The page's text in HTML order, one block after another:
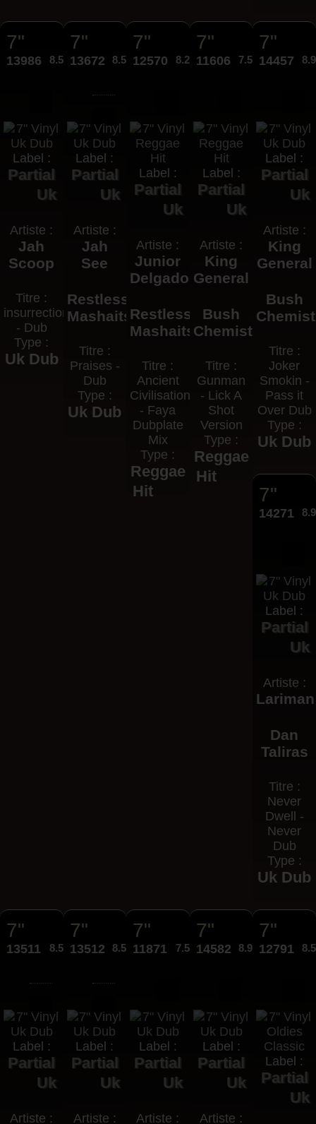
7"
13986 8.50€
Label :
Partial
Uk
Artiste :
Jah
Scoop
Titre :
insurrection
- Dub
Type :
Uk Dub
7"
13672 8.50€
Label :
Partial
Uk
Artiste :
Jah
See
Restless
Mashaits
Titre :
Praises -
Dub
Type :
Uk Dub
7"
12570 8.25€
Label :
Partial
Uk
Artiste :
Junior
Delgado
Restless
Mashaits
Titre :
Ancient
Civilisation
- Faya
Dubplate
Mix
Type :
Reggae
Hit
7"
11606 7.50€
Label :
Partial
Uk
Artiste :
King
General
Bush
Chemists
Titre :
Gunman
- Lick A
Shot
Version
Type :
Reggae
Hit
7"
14457
Label :
Partial
Uk
Artiste :
King
General
Bush
Titre :
Joker
Smokin -
Pass it
Over Dub
Type :
Uk Dub
7"
14271
Label :
Partial
Uk
Artiste :
Lariman
Dan
Taliras
Titre :
Never
Dwell -
Never
Dub
Type :
Uk Dub
7"
13511 8.50€
Label :
Partial
Uk
Artiste :
7"
13512 8.50€
Label :
Partial
Uk
Artiste :
7"
11871 7.50€
Label :
Partial
Uk
Artiste :
7"
14582 8.95€
Label :
Partial
Uk
Artiste :
7"
12791
Label :
Partial
Uk